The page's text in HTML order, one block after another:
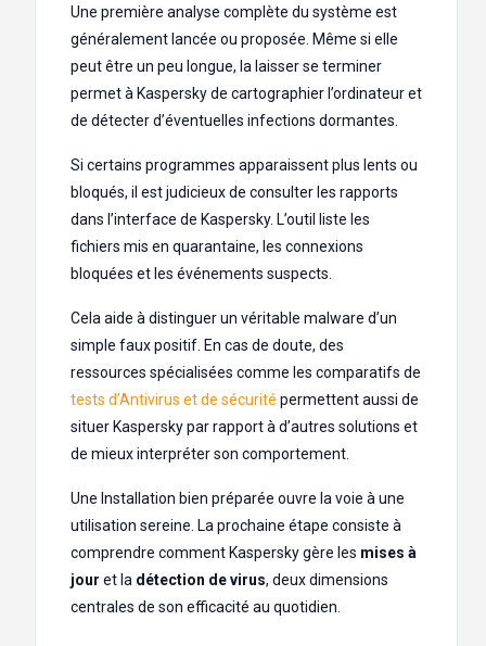
Une première analyse complète du système est
généralement lancée ou proposée. Même si elle
peut être un peu longue, la laisser se terminer
permet à Kaspersky de cartographier l’ordinateur et
de détecter d’éventuelles infections dormantes.
Si certains programmes apparaissent plus lents ou
bloqués, il est judicieux de consulter les rapports
dans l’interface de Kaspersky. L’outil liste les
fichiers mis en quarantaine, les connexions
bloquées et les événements suspects.
Cela aide à distinguer un véritable malware d’un
simple faux positif. En cas de doute, des
ressources spécialisées comme les comparatifs de
tests d’Antivirus et de sécurité permettent aussi de
situer Kaspersky par rapport à d’autres solutions et
de mieux interpréter son comportement.
Une Installation bien préparée ouvre la voie à une
utilisation sereine. La prochaine étape consiste à
comprendre comment Kaspersky gère les mises à
jour et la détection de virus, deux dimensions
centrales de son efficacité au quotidien.